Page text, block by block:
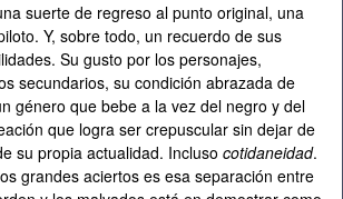
suerte de regreso al punto original, una
Y, sobre todo, un recuerdo de sus
Su gusto por los personajes,
secundarios, su condición abrazada de
género que bebe a la vez del negro y del
que logra ser crepuscular sin dejar de
su propia actualidad. Incluso cotidaneidad.
grandes aciertos es esa separación entre